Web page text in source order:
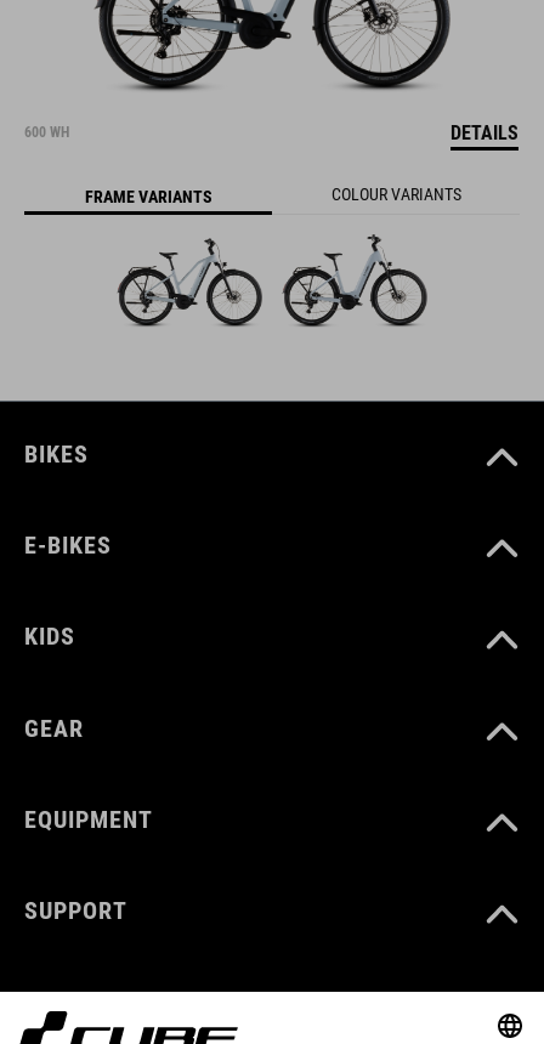
600 WH DETAILS
FRAME VARIANTS COLOUR VARIANTS
BIKES
E-BIKES
KIDS
GEAR
EQUIPMENT
SUPPORT